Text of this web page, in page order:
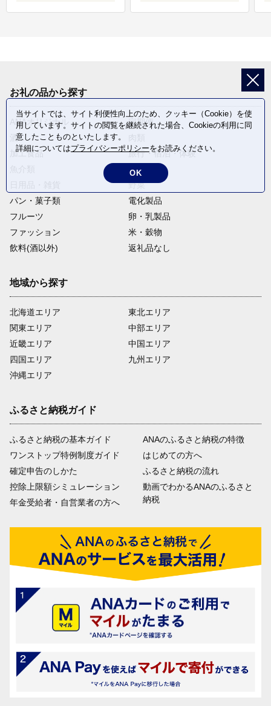
お礼の品から探す
ANAオリジナル
定期便
酒
加工食品
旅行・宿泊・体験
麺類
野菜
パン・菓子類
電化製品
フルーツ
卵・乳製品
ファッション
米・穀物
飲料(酒以外)
返礼品なし
地域から探す
北海道エリア
関東エリア
近畿エリア
四国エリア
沖縄エリア
東北エリア
中部エリア
中国エリア
九州エリア
ふるさと納税ガイド
ふるさと納税の基本ガイド
ワンストップ特例制度ガイド
確定申告のしかた
控除上限額シミュレーション
年金受給者・自営業者の方へ
ANAのふるさと納税の特徴
はじめての方へ
ふるさと納税の流れ
動画でわかるANAのふるさと
納税
当サイトでは、サイト利便性向上のため、クッキー（Cookie）を使
用しています。サイトの閲覧を継続された場合、Cookieの利用に同
意したことものといたします。
詳細についてはプライバシーポリシーをお読みください。
OK